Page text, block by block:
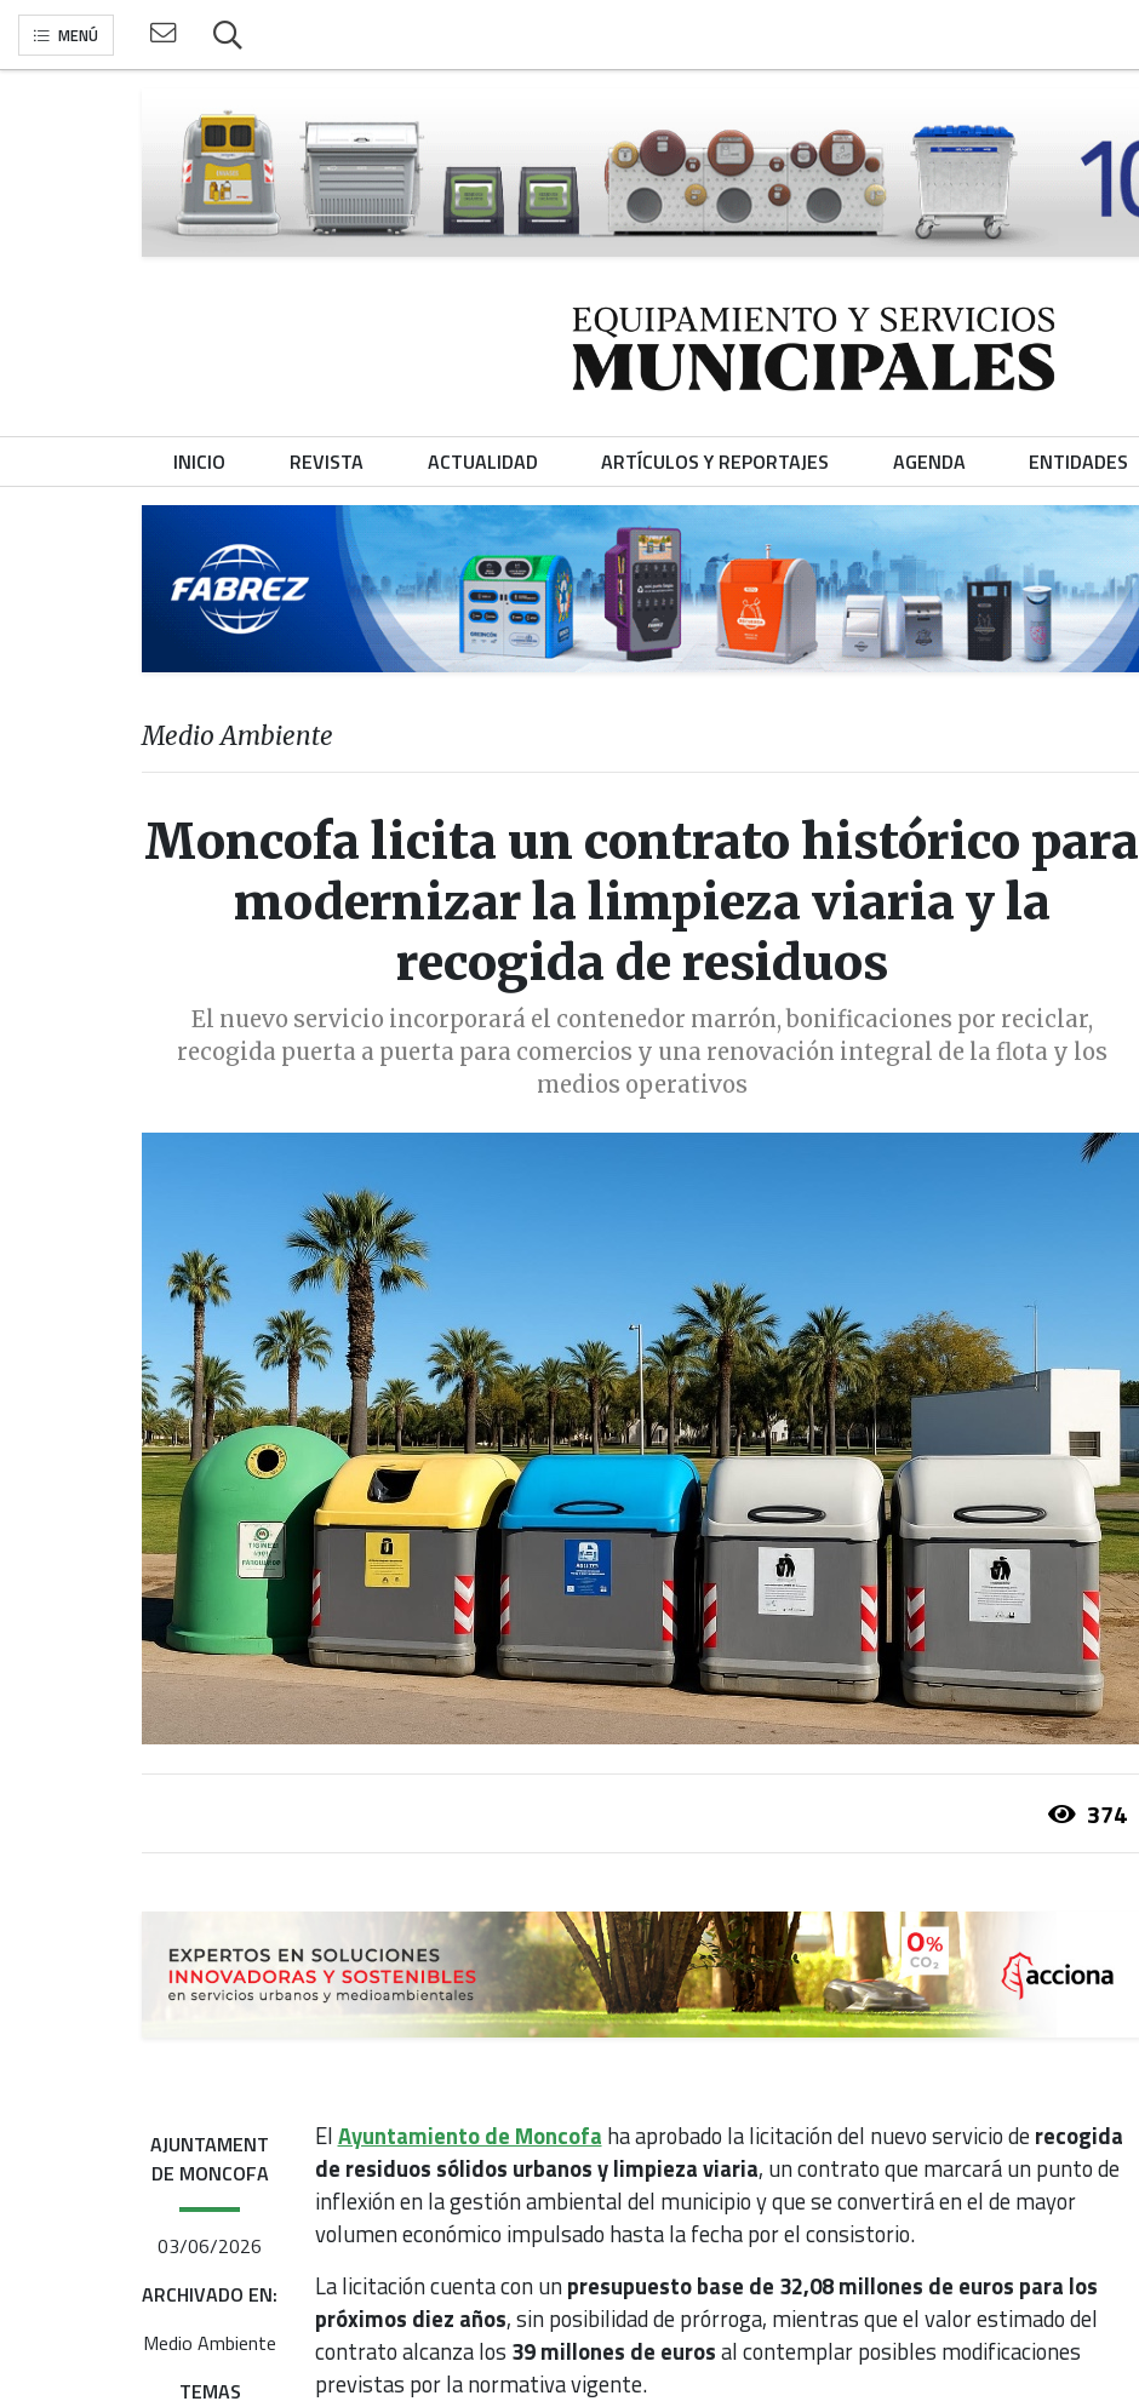
MENÚ
INICIO REVISTA ACTUALIDAD ARTÍCULOS Y REPORTAJES AGENDA ENTIDADES
Medio Ambiente
Moncofa licita un contrato histórico para
modernizar la limpieza viaria y la
recogida de residuos
El nuevo servicio incorporará el contenedor marrón, bonificaciones por reciclar,
recogida puerta a puerta para comercios y una renovación integral de la flota y los
medios operativos
374
AJUNTAMENT
DE MONCOFA
03/06/2026
ARCHIVADO EN:
Medio Ambiente
TEMAS
ElAyuntamiento de Moncofa ha aprobado la licitación del nuevo servicio derecogida
de residuos sólidos urbanos y limpieza viaria, un contrato que marcará un punto de
inflexión en la gestión ambiental del municipio y que se convertirá en el de mayor
volumen económico impulsado hasta la fecha por el consistorio.
La licitación cuenta con unpresupuesto base de 32,08 millones de euros para los
próximos diez años, sin posibilidad de prórroga, mientras que el valor estimado del
contrato alcanza los 39 millones de eurosal contemplar posibles modificaciones
previstas por la normativa vigente.